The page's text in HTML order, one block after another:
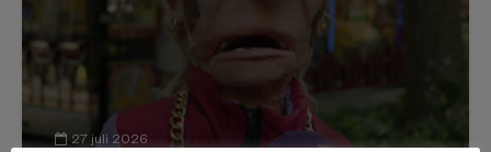
27 juli 2026